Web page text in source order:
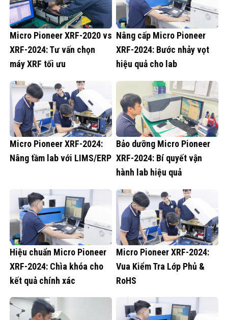
Micro Pioneer XRF-2020 vs
XRF-2024: Tư vấn chọn
máy XRF tối ưu
Nâng cấp Micro Pioneer
XRF-2024: Bước nhảy vọt
hiệu quả cho lab
Micro Pioneer XRF-2024:
Nâng tầm lab với LIMS/ERP
Bảo dưỡng Micro Pioneer
XRF-2024: Bí quyết vận
hành lab hiệu quả
Hiệu chuẩn Micro Pioneer
XRF-2024: Chìa khóa cho
kết quả chính xác
Micro Pioneer XRF-2024:
Vua Kiểm Tra Lớp Phủ &
RoHS